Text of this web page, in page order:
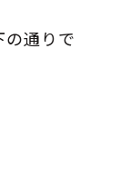
の通りで